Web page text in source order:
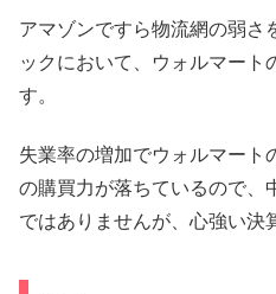
アマゾンですら物流網の弱さ
ックにおいて、ウォルマート
す。
失業率の増加でウォルマート
の購買力が落ちているので、
ではありませんが、心強い決